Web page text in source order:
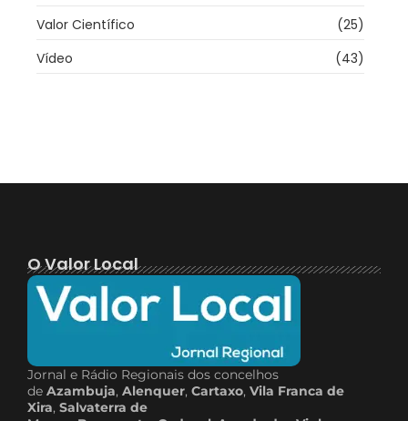
Valor Científico
(25)
Vídeo
(43)
O Valor Local
Jornal e Rádio Regionais dos concelhos
de Azambuja, Alenquer, Cartaxo, Vila Franca de
Xira, Salvaterra de